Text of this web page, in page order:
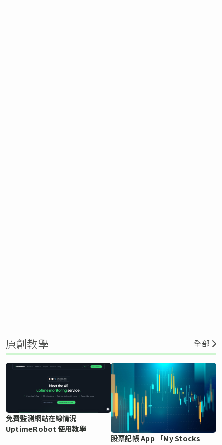
原創教學 全部
免費監測網站在線情況
UptimeRobot 使用教學
股票記帳 App 「My Stocks